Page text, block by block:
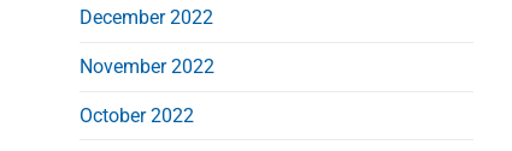
December 2022
November 2022
October 2022